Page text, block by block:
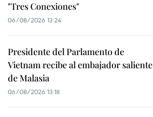
"Tres Conexiones"
06/08/2026 13:24
Presidente del Parlamento de
Vietnam recibe al embajador saliente
de Malasia
06/08/2026 13:18